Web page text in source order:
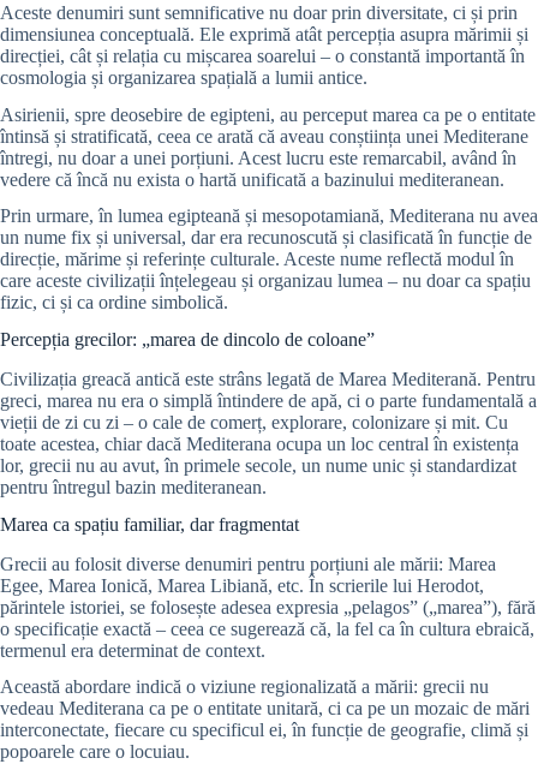
Aceste denumiri sunt semnificative nu doar prin diversitate, ci și prin
dimensiunea conceptuală. Ele exprimă atât percepția asupra mărimii și
direcției, cât și relația cu mișcarea soarelui – o constantă importantă în
cosmologia și organizarea spațială a lumii antice.
Asirienii, spre deosebire de egipteni, au perceput marea ca pe o entitate
întinsă și stratificată, ceea ce arată că aveau conștiința unei Mediterane
întregi, nu doar a unei porțiuni. Acest lucru este remarcabil, având în
vedere că încă nu exista o hartă unificată a bazinului mediteranean.
Prin urmare, în lumea egipteană și mesopotamiană, Mediterana nu avea
un nume fix și universal, dar era recunoscută și clasificată în funcție de
direcție, mărime și referințe culturale. Aceste nume reflectă modul în
care aceste civilizații înțelegeau și organizau lumea – nu doar ca spațiu
fizic, ci și ca ordine simbolică.
Percepția grecilor: „marea de dincolo de coloane”
Civilizația greacă antică este strâns legată de Marea Mediterană. Pentru
greci, marea nu era o simplă întindere de apă, ci o parte fundamentală a
vieții de zi cu zi – o cale de comerț, explorare, colonizare și mit. Cu
toate acestea, chiar dacă Mediterana ocupa un loc central în existența
lor, grecii nu au avut, în primele secole, un nume unic și standardizat
pentru întregul bazin mediteranean.
Marea ca spațiu familiar, dar fragmentat
Grecii au folosit diverse denumiri pentru porțiuni ale mării: Marea
Egee, Marea Ionică, Marea Libiană, etc. În scrierile lui Herodot,
părintele istoriei, se folosește adesea expresia „pelagos” („marea”), fără
o specificație exactă – ceea ce sugerează că, la fel ca în cultura ebraică,
termenul era determinat de context.
Această abordare indică o viziune regionalizată a mării: grecii nu
vedeau Mediterana ca pe o entitate unitară, ci ca pe un mozaic de mări
interconectate, fiecare cu specificul ei, în funcție de geografie, climă și
popoarele care o locuiau.